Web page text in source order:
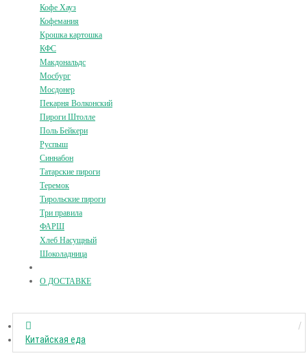
Кофе Хауз
Кофемания
Крошка картошка
КФС
Макдональдс
Мосбург
Мосдонер
Пекарня Волконский
Пироги Штолле
Поль Бейкери
Руспыш
Синнабон
Татарские пироги
Теремок
Тирольские пироги
Три правила
ФАРШ
Хлеб Насущный
Шоколадница
О ДОСТАВКЕ
Китайская еда